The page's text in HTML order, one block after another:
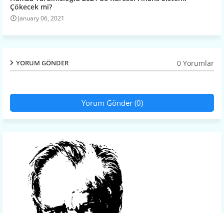
Çökecek mi?
January 06, 2021
YORUM GÖNDER 0 Yorumlar
Yorum Gönder (0)